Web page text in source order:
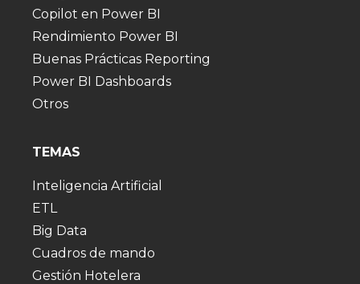
Copilot en Power BI
Rendimiento Power BI
Buenas Prácticas Reporting
Power BI Dashboards
Otros
TEMAS
Inteligencia Artificial
ETL
Big Data
Cuadros de mando
Gestión Hotelera